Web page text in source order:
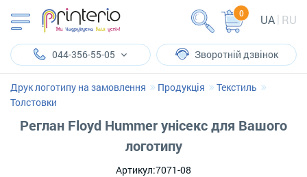
UA RU
0
044-356-55-05 Зворотній дзвінок
Друк логотипу на замовлення Продукція
Текстиль
Толстовки
Реглан Floyd Hummer унісекс для Вашого
логотипу
Артикул:7071-08